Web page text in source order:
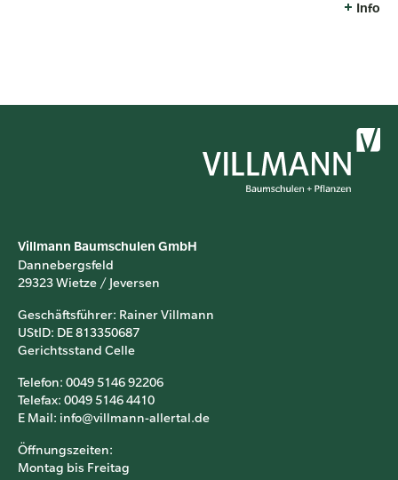
Info
Villmann Baumschulen GmbH
Dannebergsfeld
29323 Wietze / Jeversen
Geschäftsführer: Rainer Villmann
UStID: DE 813350687
Gerichtsstand Celle
Telefon: 0049 5146 92206
Telefax: 0049 5146 4410
E Mail: info@villmann-allertal.de
Öffnungszeiten:
Montag bis Freitag